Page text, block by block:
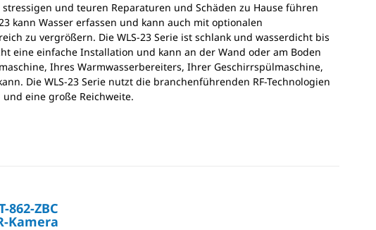
und teuren Reparaturen und Schäden zu Hause führen
kann Wasser erfassen und kann auch mit optionalen
zu vergrößern. Die WLS-23 Serie ist schlank und wasserdicht bis
eine einfache Installation und kann an der Wand oder am Boden
Ihres Warmwasserbereiters, Ihrer Geschirrspülmaschine,
Die WLS-23 Serie nutzt die branchenführenden RF-Technologien
eine große Reichweite.
862-ZBC
Kamera